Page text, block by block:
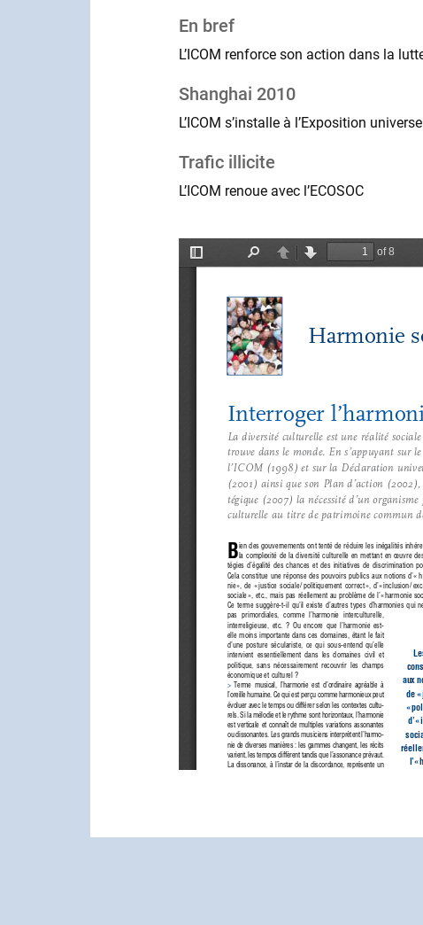
En bref
L’ICOM renforce son action dans la
Shanghai 2010
L’ICOM s’installe à l’Exposition
Trafic illicite
L’ICOM renoue avec l’ECOSOC